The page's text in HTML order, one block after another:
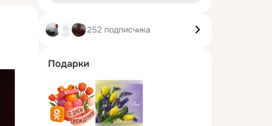
252 подписчика
Подарки